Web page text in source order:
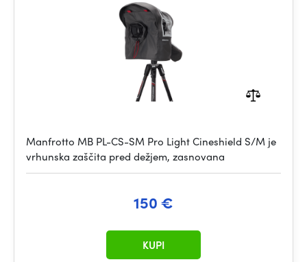
Manfrotto MB PL-CS-SM Pro Light Cineshield S/M je
vrhunska zaščita pred dežjem, zasnovana
150 €
KUPI